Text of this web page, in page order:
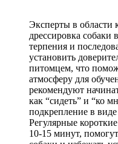
Эксперты в области
дрессировка собаки
терпения и
установить
питомцем, что
атмосферу для
рекомендуют
как “сидеть” и “ко
подкрепление в
Регулярные
10-15 минут,